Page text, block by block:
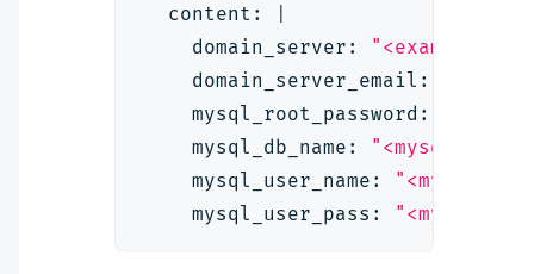
  content:
    domain_server:
    domain_server_email:
    mysql_root_password:
    mysql_db_name:
    mysql_user_name:
    mysql_user_pass: